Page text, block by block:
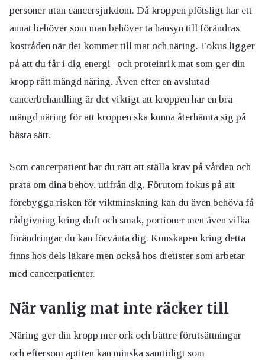
personer utan cancersjukdom. Då kroppen plötsligt har ett
annat behöver som man behöver ta hänsyn till förändras
kostråden när det kommer till mat och näring. Fokus ligger
på att du får i dig energi- och proteinrik mat som ger din
kropp rätt mängd näring. Även efter en avslutad
cancerbehandling är det viktigt att kroppen har en bra
mängd näring för att kroppen ska kunna återhämta sig på
bästa sätt.
Som cancerpatient har du rätt att ställa krav på vården och
prata om dina behov, utifrån dig. Förutom fokus på att
förebygga risken för viktminskning kan du även behöva få
rådgivning kring doft och smak, portioner men även vilka
förändringar du kan förvänta dig. Kunskapen kring detta
finns hos dels läkare men också hos dietister som arbetar
med cancerpatienter.
När vanlig mat inte räcker till
Näring ger din kropp mer ork och bättre förutsättningar
och eftersom aptiten kan minska samtidigt som